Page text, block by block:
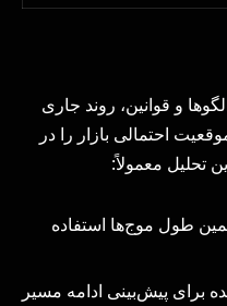
و قوانین، روند جاری
احتمالی بازار را در
معمولاً:
طول موج‌ها استفاده
برای پیش‌بینی ادامه مسیر